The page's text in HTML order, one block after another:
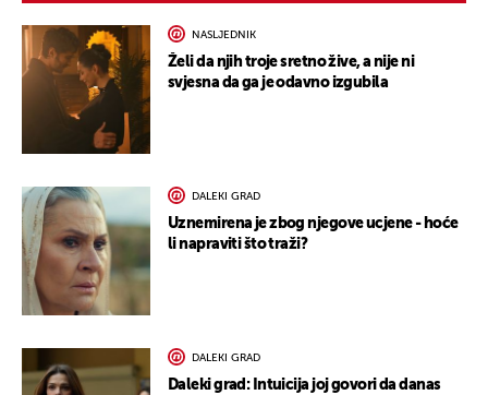
NASLJEDNIK
Želi da njih troje sretno žive, a nije ni
svjesna da ga je odavno izgubila
DALEKI GRAD
Uznemirena je zbog njegove ucjene - hoće
li napraviti što traži?
DALEKI GRAD
Daleki grad: Intuicija joj govori da danas